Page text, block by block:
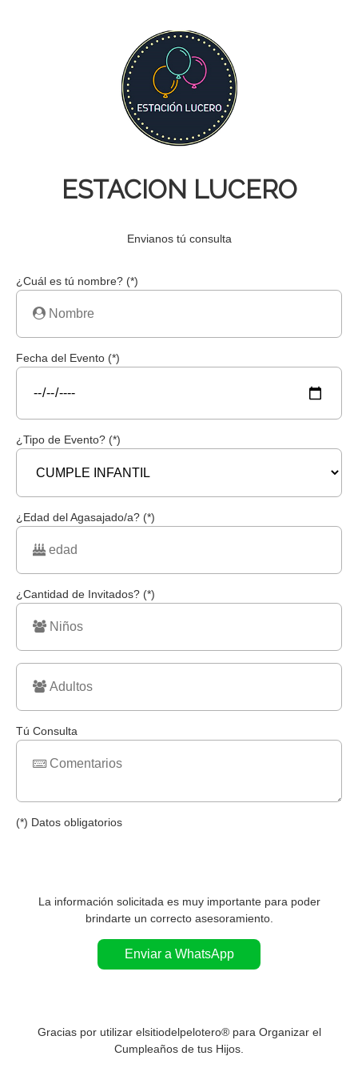
ESTACION LUCERO
Envianos tú consulta
¿Cuál es tú nombre? (*)
Fecha del Evento (*)
¿Tipo de Evento? (*)
¿Edad del Agasajado/a? (*)
¿Cantidad de Invitados? (*)
Tú Consulta
(*) Datos obligatorios
La información solicitada es muy importante para poder
brindarte un correcto asesoramiento.
Enviar a WhatsApp
Gracias por utilizar elsitiodelpelotero® para Organizar el
Cumpleaños de tus Hijos.